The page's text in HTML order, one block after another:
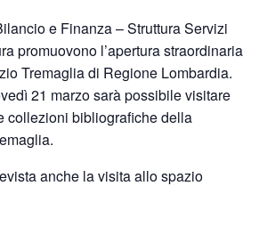
e Finanza – Struttura Servizi
promuovono l’apertura straordinaria
Tremaglia di Regione Lombardia.
21 marzo sarà possibile visitare
collezioni bibliografiche della
anche la visita allo spazio